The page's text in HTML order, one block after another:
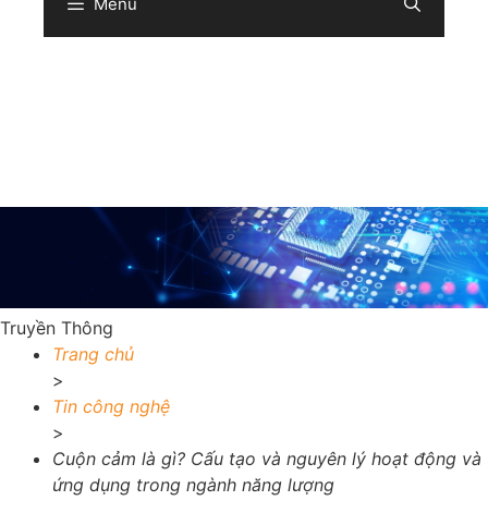
Truyền Thông
Trang chủ
>
Tin công nghệ
>
Cuộn cảm là gì? Cấu tạo và nguyên lý hoạt động và
ứng dụng trong ngành năng lượng